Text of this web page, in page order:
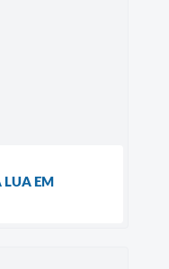
LUA EM